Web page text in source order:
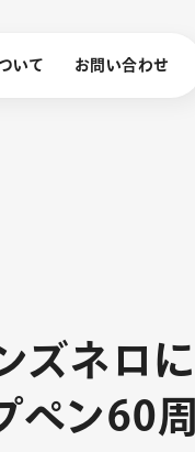
いて お問い合わせ
ズネ ロ に
ペン60周